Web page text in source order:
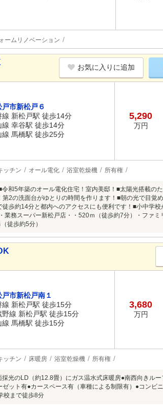
ームリノベーション
お気に入りに追加
市新松戸６
線 新松戸駅 徒歩14分
線 幸谷駅 徒歩14分
線 馬橋駅 徒歩25分
5,290
万円
ッチン オール電化 浴室乾燥機 所有権
和5年築のオール電化住宅！室内美邸！■太陽光搭載の
第2の洗面台がゆとりの時間を作ります！■朝の光で目覚
歩約14分と都内へのアクセスにも便利です！■小中学
業務スーパー新松戸店・・520ｍ（徒歩約7分）・ファ
徒歩約5分）
市新松戸南１
線 新松戸駅 徒歩15分
野線 新松戸駅 徒歩15分
線 馬橋駅 徒歩15分
3,680
万円
ッチン 床暖房 浴室乾燥機 所有権
光のLD（約12.8畳）にガス温水式床暖房●南西向きル
ゼット有●カースペース有（車種による制限有）●コン
校まで徒歩8分